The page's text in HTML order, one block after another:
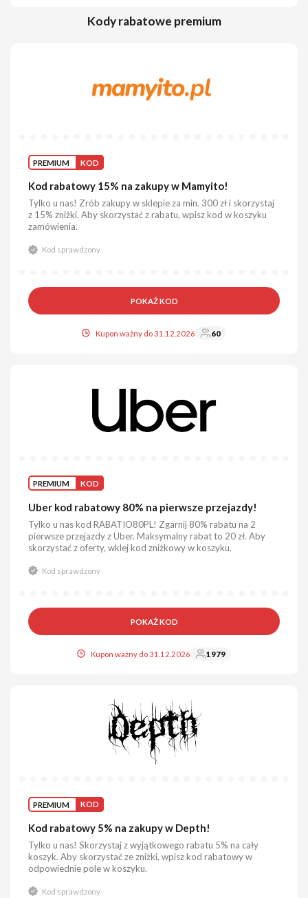
Kody rabatowe premium
PREMIUM KOD
Kod rabatowy 15% na zakupy w Mamyito!
Tylko u nas! Zrób zakupy w sklepie za min. 300 zł i skorzystaj
z 15% zniżki. Aby skorzystać z rabatu, wpisz kod w koszyku
zamówienia.
Kod sprawdzony
POKAŻ KOD
Kupon ważny do 31.12.2026 60
PREMIUM KOD
Uber kod rabatowy 80% na pierwsze przejazdy!
Tylko u nas kod RABATIO80PL! Zgarnij 80% rabatu na 2
pierwsze przejazdy z Uber. Maksymalny rabat to 20 zł. Aby
skorzystać z oferty, wklej kod zniżkowy w koszyku.
Kod sprawdzony
POKAŻ KOD
Kupon ważny do 31.12.2026 1979
PREMIUM KOD
Kod rabatowy 5% na zakupy w Depth!
Tylko u nas! Skorzystaj z wyjątkowego rabatu 5% na cały
koszyk. Aby skorzystać ze zniżki, wpisz kod rabatowy w
odpowiednie pole w koszyku.
Kod sprawdzony